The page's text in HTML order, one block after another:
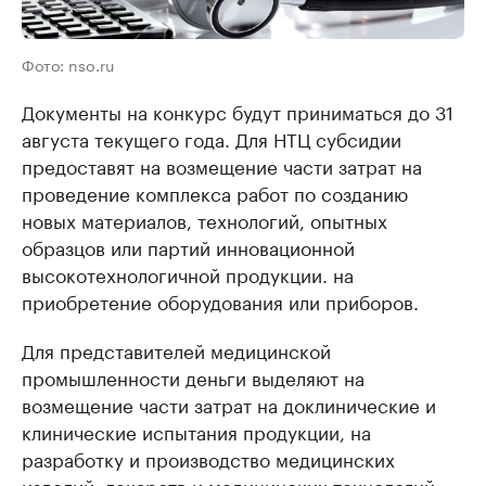
Фото: nso.ru
Документы на конкурс будут приниматься до 31
августа текущего года. Для НТЦ субсидии
предоставят на возмещение части затрат на
проведение комплекса работ по созданию
новых материалов, технологий, опытных
образцов или партий инновационной
высокотехнологичной продукции. на
приобретение оборудования или приборов.
Для представителей медицинской
промышленности деньги выделяют на
возмещение части затрат на доклинические и
клинические испытания продукции, на
разработку и производство медицинских